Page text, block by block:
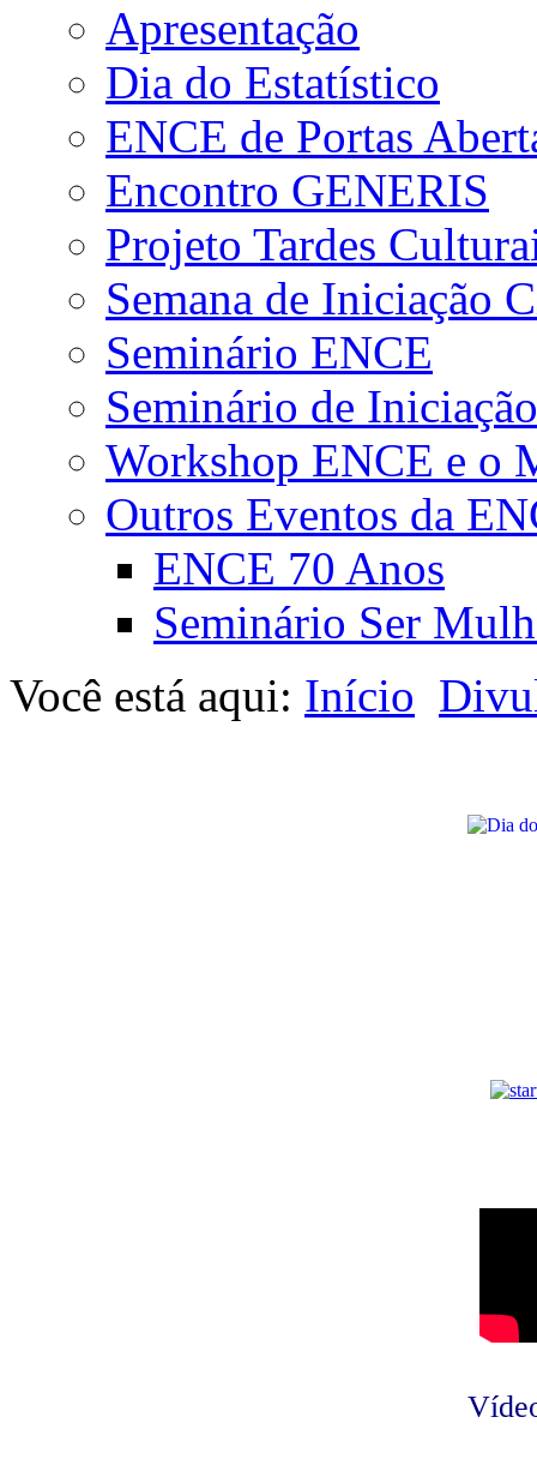
Apresentação
Dia do Estatístico
ENCE de Portas
Encontro GENERIS
Projeto Tardes
Semana de Iniciação
Seminário ENCE
Seminário de
Workshop ENCE e o
Outros Eventos da
ENCE 70 Anos
Seminário Ser
Você está aqui: Início